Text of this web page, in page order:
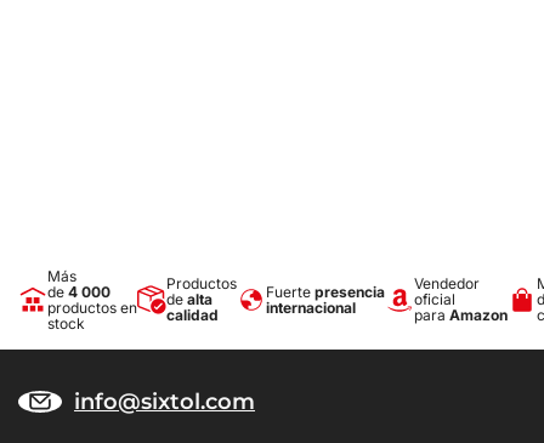
Más
de 4 000
productos en
stock
Productos
de alta
calidad
Fuerte presencia
internacional
Vendedor
oficial
para Amazon
info@sixtol.com